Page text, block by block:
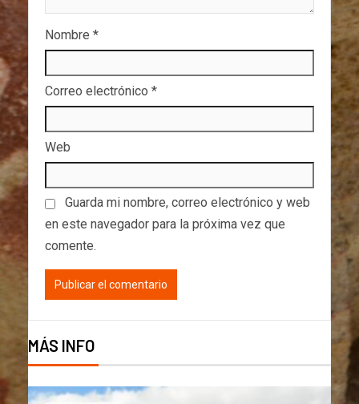
Nombre *
Correo electrónico *
Web
Guarda mi nombre, correo electrónico y web
en este navegador para la próxima vez que
comente.
MÁS INFO